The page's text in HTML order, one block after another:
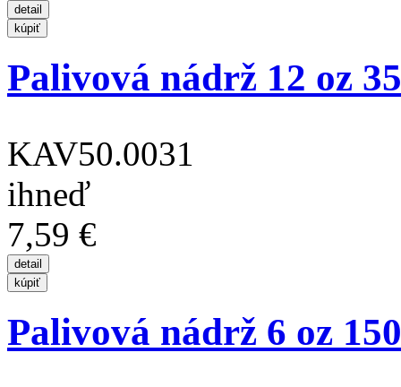
Palivová nádrž 12 oz
KAV50.0031
ihneď
7,59 €
Palivová nádrž 6 oz